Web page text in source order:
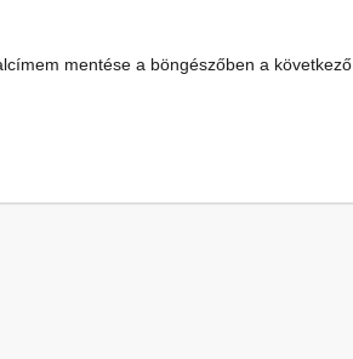
mentése a böngészőben a következő